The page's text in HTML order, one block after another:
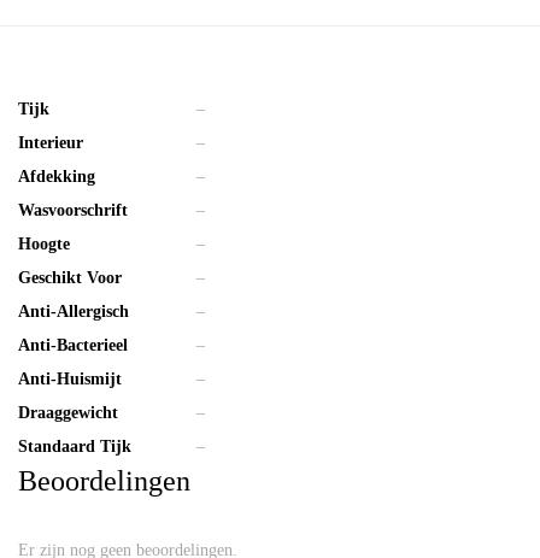
Tijk
–
Interieur
–
Afdekking
–
Wasvoorschrift
–
Hoogte
–
Geschikt Voor
–
Anti-Allergisch
–
Anti-Bacterieel
–
Anti-Huismijt
–
Draaggewicht
–
Standaard Tijk
–
Beoordelingen
Er zijn nog geen beoordelingen.